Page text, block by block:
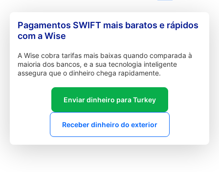
Pagamentos SWIFT mais baratos e rápidos
com a Wise
A Wise cobra tarifas mais baixas quando comparada à
maioria dos bancos, e a sua tecnologia inteligente
assegura que o dinheiro chega rapidamente.
Enviar dinheiro para Turkey
Receber dinheiro do exterior